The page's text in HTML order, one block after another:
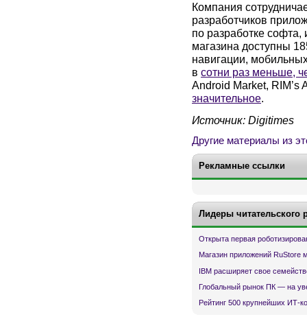
Компания
разработчиков
по разработке
магазина доступны
навигации,
в сотни раз меньше,
Android Market, RIM’s
значительное.
Источник: Digitimes
Другие материалы из
Рекламные ссылки
Лидеры читательского
Открыта первая
Магазин приложений RuStore
IBM расширяет свое
Глобальный рынок ПК — на
Рейтинг 500 крупнейших ИТ-